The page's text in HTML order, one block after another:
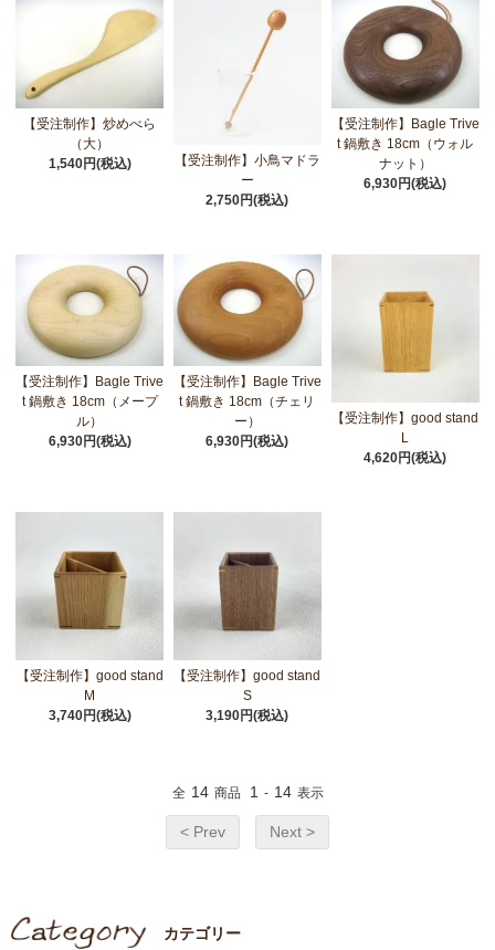
【受注制作】炒めべら
（大）
1,540円(税込)
【受注制作】小鳥マドラ
ー
2,750円(税込)
【受注制作】Bagle Trive
t 鍋敷き 18cm（ウォル
ナット）
6,930円(税込)
【受注制作】Bagle Trive
t 鍋敷き 18cm（メープ
ル）
6,930円(税込)
【受注制作】Bagle Trive
t 鍋敷き 18cm（チェリ
ー）
6,930円(税込)
【受注制作】good stand
L
4,620円(税込)
【受注制作】good stand
M
3,740円(税込)
【受注制作】good stand
S
3,190円(税込)
全 14 商品 1 - 14 表示
< Prev Next >
カテゴリー